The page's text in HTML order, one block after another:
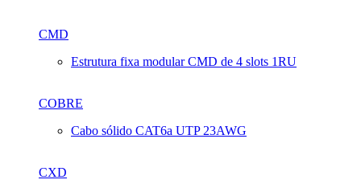
CMD
Estrutura fixa modular CMD de 4 slots 1RU
COBRE
Cabo sólido CAT6a UTP 23AWG
CXD